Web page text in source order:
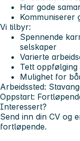
Har gode
Kommuniserer
Vi tilbyr:
Spennende
selskaper
Varierte
Tett
Mulighet for
Arbeidssted:
Oppstart:
Interessert?
Send inn din CV og
fortløpende.